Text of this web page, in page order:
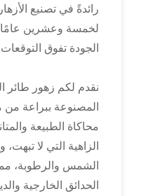
رائدةً في تصنيع
لخمسة وعشرين عامًا،
الجودة تفوق
نقدم لكم زهور طائر
محاكاة الطبيعة
الزاهية التي لا
الشمس والرطوبة،
الحدائق الخارجية
قابلة
قم بتخصيص لون